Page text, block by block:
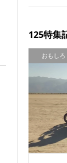
125特集
おもしろ